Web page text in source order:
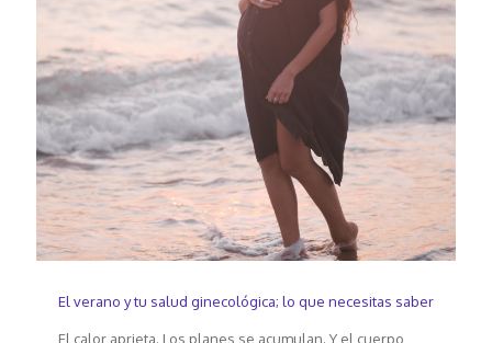
El verano y tu salud ginecológica; lo que necesitas saber
El calor aprieta. Los planes se acumulan. Y el cuerpo,